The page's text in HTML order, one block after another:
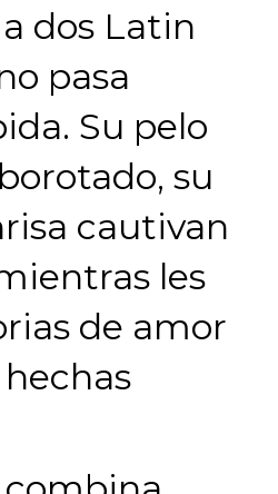
dos Latin
pasa
Su pelo
su
cautivan
les
de amor